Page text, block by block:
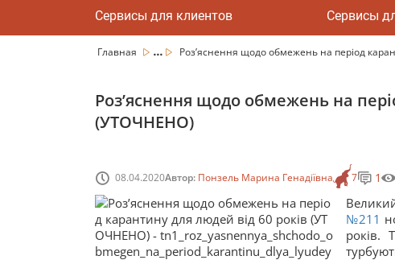
Сервисы для клиентов Сервисы
Главная ... Роз’яснення щодо обмежень на період
Роз’яснення щодо обмежень на
(УТОЧНЕНО)
08.04.2020Автор: Понзель Марина Генадіївна 7 1
№211
років.